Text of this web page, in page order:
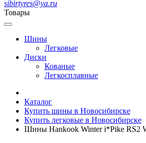
sibirtyres@ya.ru
Товары
Шины
Легковые
Диски
Кованые
Легкосплавные
Каталог
Купить шины в Новосибирске
Купить легковые в Новосибирске
Шины Hankook Winter i*Pike RS2